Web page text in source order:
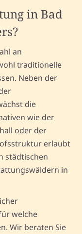
in Bad
an
traditionelle
Neben der
die
wie der
oder der
erlaubt
städtischen
in
welche
Wir beraten Sie